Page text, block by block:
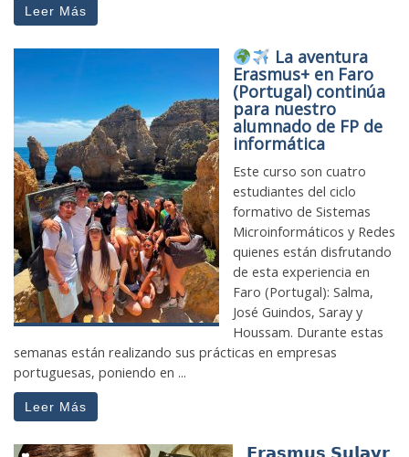
Leer Más
La aventura
Erasmus+ en Faro
(Portugal) continúa
para nuestro
alumnado de FP de
informática
Este curso son cuatro
estudiantes del ciclo
formativo de Sistemas
Microinformáticos y Redes
quienes están disfrutando
de esta experiencia en
Faro (Portugal): Salma,
José Guindos, Saray y
Houssam. Durante estas
semanas están realizando sus prácticas en empresas
portuguesas, poniendo en ...
Leer Más
𝗘𝗿𝗮𝘀𝗺𝘂𝘀 𝗦𝘂𝗹𝗮𝘆𝗿